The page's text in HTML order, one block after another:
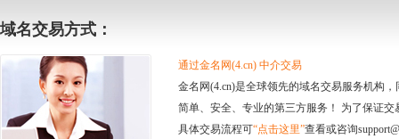
域名交易方式：
通过金名网(4.cn) 中介交易
金名网(4.cn)是全球领先的域名交易服务机构
简单、安全、专业的第三方服务！ 为了保证
具体交易流程可“点击这里”查看或咨询